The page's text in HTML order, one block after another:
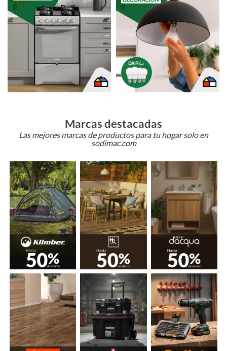
Marcas destacadas
Las mejores marcas de productos para tu hogar solo en
sodimac.com